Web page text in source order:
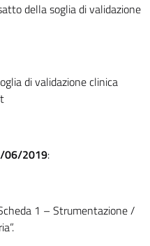
della soglia di validazione
di validazione clinica
06/2019:
1 – Strumentazione /